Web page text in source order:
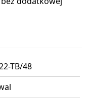
TB/48